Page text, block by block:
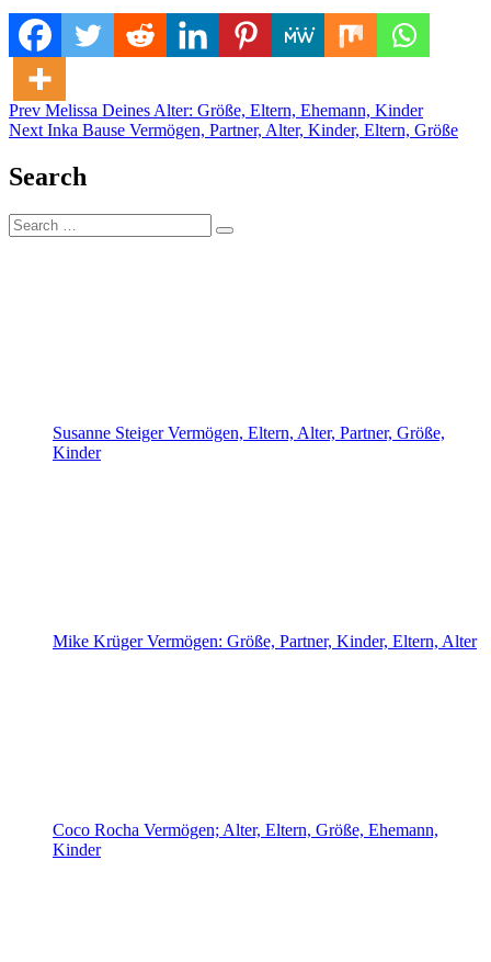
Posted inCelebrity
TaggedEike Papsdorf Lebenslauf
Post
navigation
Prev Melissa Deines Alter: Größe, Eltern, Ehemann, Kinder
Next Inka Bause Vermögen, Partner, Alter, Kinder, Eltern, Größe
Search
Search
for:
Search
Susanne Steiger Vermögen, Eltern, Alter, Partner, Größe,
Kinder
Mike Krüger Vermögen: Größe, Partner, Kinder, Eltern, Alter
Coco Rocha Vermögen; Alter, Eltern, Größe, Ehemann,
Kinder